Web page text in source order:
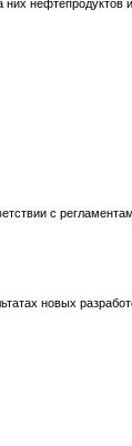
нефтепродуктов и
с
новых